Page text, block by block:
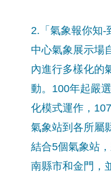
2.「氣象報你知-
中心氣象展示場
內進行多樣化的
動。100年起嚴
化模式運作，
氣象站到各所屬
結合5個氣象站
南縣市和金門，